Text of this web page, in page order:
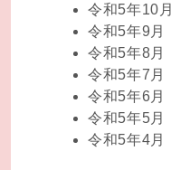
令和5年10月
令和5年9月
令和5年8月
令和5年7月
令和5年6月
令和5年5月
令和5年4月